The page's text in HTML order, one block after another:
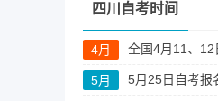
四川自考时间
3月 4月自考报名时
4月 全国4月11、12
5月 5月25日自考报